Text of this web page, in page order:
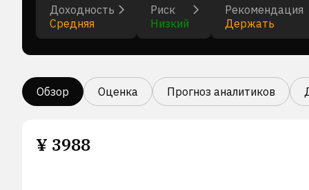
Доходность
Средняя
Риск
Низкий
Рекомендация
Держать
Обзор Оценка Прогноз аналитиков
¥ 3988